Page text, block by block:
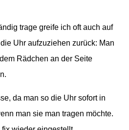
trage greife ich oft auch auf
Uhr aufzuziehen zurück: Man
Rädchen an der Seite
da man so die Uhr sofort in
man sie man tragen möchte.